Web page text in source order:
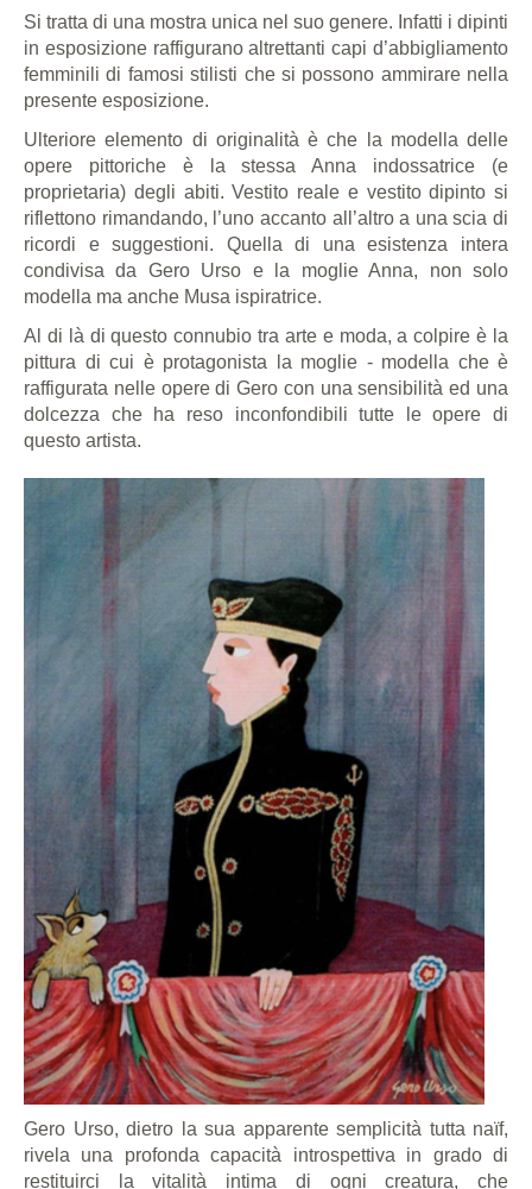
Si tratta di una mostra unica nel suo genere. Infatti i dipinti
in esposizione raffigurano altrettanti capi d’abbigliamento
femminili di famosi stilisti che si possono ammirare nella
presente esposizione.
Ulteriore elemento di originalità è che la modella delle
opere pittoriche è la stessa Anna indossatrice (e
proprietaria) degli abiti. Vestito reale e vestito dipinto si
riflettono rimandando, l’uno accanto all’altro a una scia di
ricordi e suggestioni. Quella di una esistenza intera
condivisa da Gero Urso e la moglie Anna, non solo
modella ma anche Musa ispiratrice.
Al di là di questo connubio tra arte e moda, a colpire è la
pittura di cui è protagonista la moglie - modella che è
raffigurata nelle opere di Gero con una sensibilità ed una
dolcezza che ha reso inconfondibili tutte le opere di
questo artista.
Gero Urso, dietro la sua apparente semplicità tutta naïf,
rivela una profonda capacità introspettiva in grado di
restituirci la vitalità intima di ogni creatura, che